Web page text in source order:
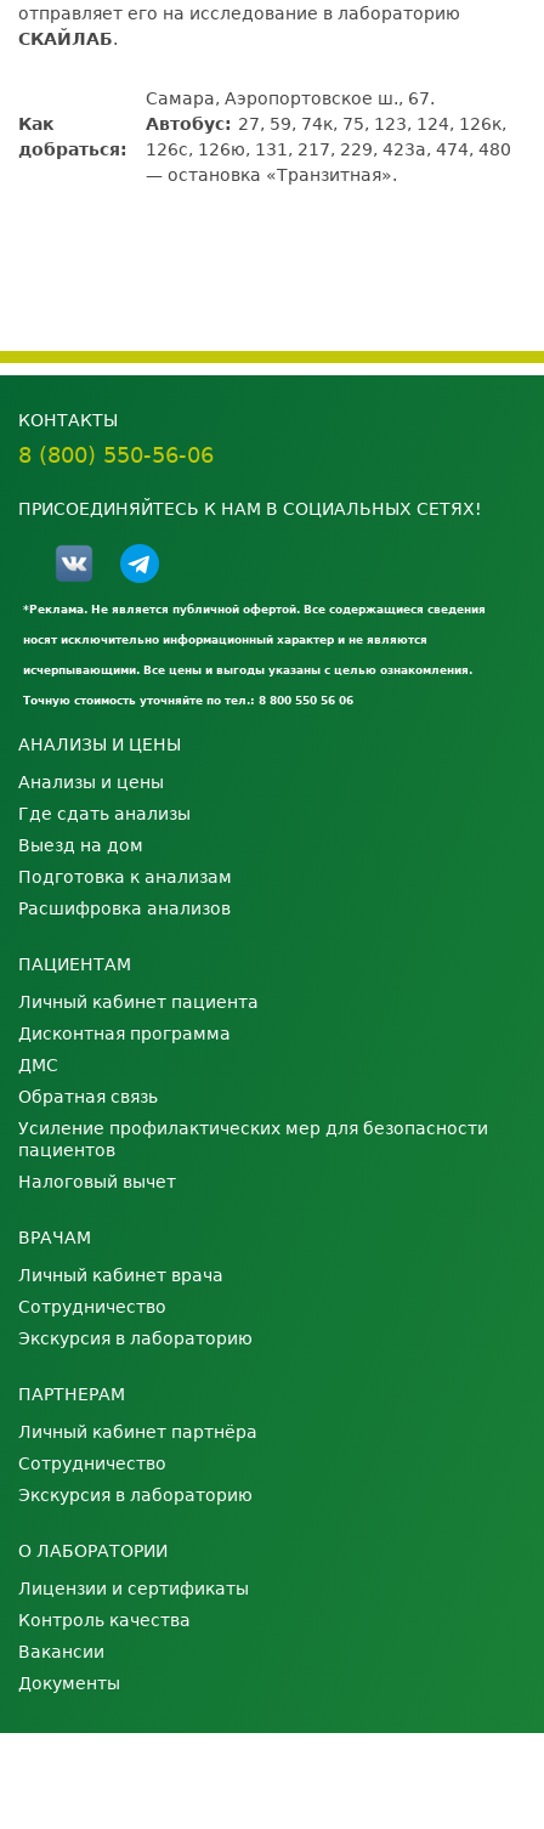
отправляет его на исследование в лабораторию
СКАЙЛАБ.
Как
добраться:
Самара, Аэропортовское ш., 67.
Автобус: 27, 59, 74к, 75, 123, 124, 126к,
126с, 126ю, 131, 217, 229, 423а, 474, 480
— остановка «Транзитная».
КОНТАКТЫ
8 (800) 550-56-06
ПРИСОЕДИНЯЙТЕСЬ К НАМ В СОЦИАЛЬНЫХ СЕТЯХ!
*Реклама. Не является публичной офертой. Все содержащиеся сведения
носят исключительно информационный характер и не являются
исчерпывающими. Все цены и выгоды указаны с целью ознакомления.
Точную стоимость уточняйте по тел.: 8 800 550 56 06
АНАЛИЗЫ И ЦЕНЫ
Анализы и цены
Где сдать анализы
Выезд на дом
Подготовка к анализам
Расшифровка анализов
ПАЦИЕНТАМ
Личный кабинет пациента
Дисконтная программа
ДМС
Обратная связь
Усиление профилактических мер для безопасности
пациентов
Налоговый вычет
ВРАЧАМ
Личный кабинет врача
Сотрудничество
Экскурсия в лабораторию
ПАРТНЕРАМ
Личный кабинет партнёра
Сотрудничество
Экскурсия в лабораторию
О ЛАБОРАТОРИИ
Лицензии и сертификаты
Контроль качества
Вакансии
Документы